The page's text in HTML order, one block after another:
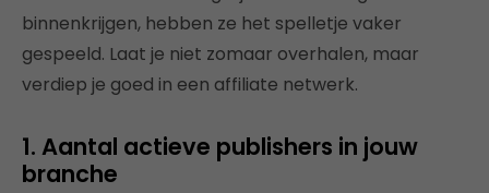
binnenkrijgen, hebben ze het spelletje vaker
gespeeld. Laat je niet zomaar overhalen, maar
verdiep je goed in een affiliate netwerk.
1. Aantal actieve publishers in jouw
branche